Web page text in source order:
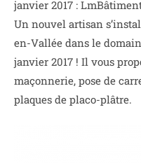
janvier 2017 :
Un nouvel artisan
en-Vallée dans le
janvier 2017 ! Il vous
maçonnerie, pose de
plaques de placo-plâtre.